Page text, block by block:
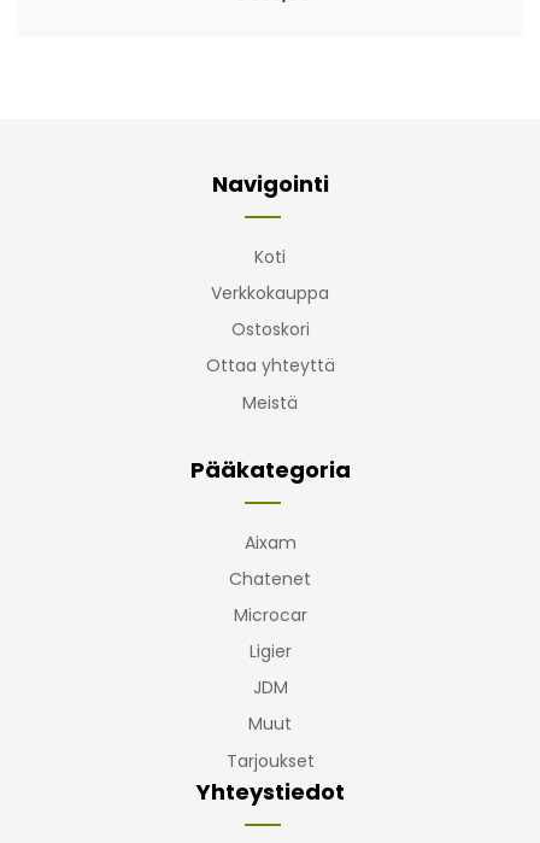
Navigointi
Koti
Verkkokauppa
Ostoskori
Ottaa yhteyttä
Meistä
Pääkategoria
Aixam
Chatenet
Microcar
Ligier
JDM
Muut
Tarjoukset
Yhteystiedot